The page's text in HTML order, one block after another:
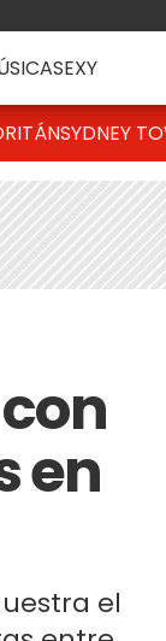
SEXY
SYDNEY
en
el